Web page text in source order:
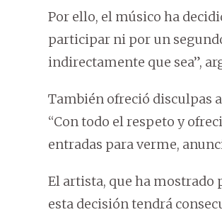
Por ello, el músico ha
participar ni por un
indirectamente que sea”,
También ofreció disculpas
“Con todo el respeto y
entradas para verme,
El artista, que ha mostrado
esta decisión tendrá